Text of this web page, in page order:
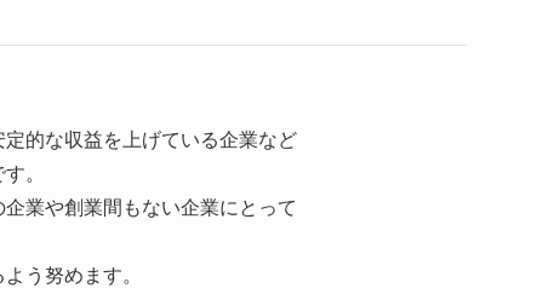
的な収益を上げている企業など
。
業や創業間もない企業にとって
う努めます。